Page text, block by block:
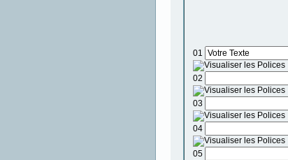
01
02
03
04
05